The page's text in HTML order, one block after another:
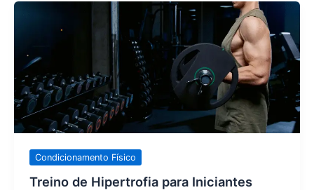
Condicionamento Físico
Treino de Hipertrofia para Iniciantes
para
Iniciantes